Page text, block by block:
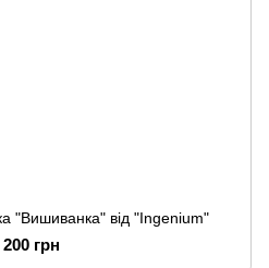
"Вишиванка" від "Ingenium"
200 грн